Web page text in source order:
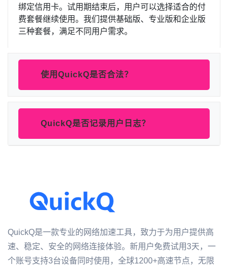
绑定信用卡。试用期结束后，用户可以选择适合的付
费套餐继续使用。我们提供基础版、专业版和企业版
三种套餐，满足不同用户需求。
使用QuickQ是否合法？
QuickQ是否记录用户日志？
QuickQ是一款专业的网络加速工具，致力于为用户提供高
速、稳定、安全的网络连接体验。新用户免费试用3天，一
个账号支持3台设备同时使用，全球1200+高速节点，无限